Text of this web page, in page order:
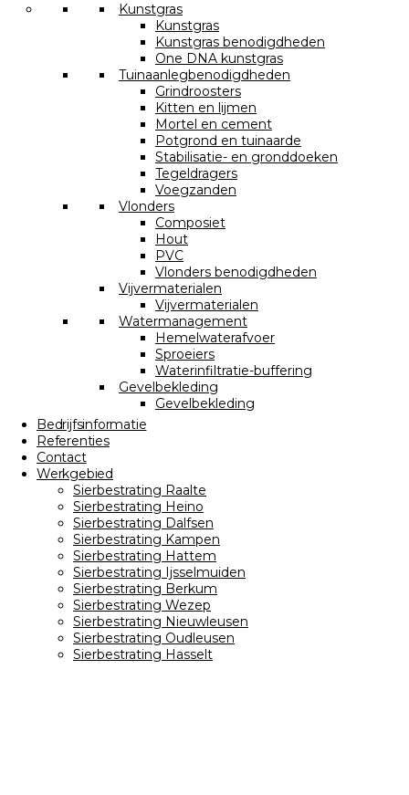
Kunstgras
Kunstgras
Kunstgras benodigdheden
One DNA kunstgras
Tuinaanlegbenodigdheden
Grindroosters
Kitten en lijmen
Mortel en cement
Potgrond en tuinaarde
Stabilisatie- en gronddoeken
Tegeldragers
Voegzanden
Vlonders
Composiet
Hout
PVC
Vlonders benodigdheden
Vijvermaterialen
Vijvermaterialen
Watermanagement
Hemelwaterafvoer
Sproeiers
Waterinfiltratie-buffering
Gevelbekleding
Gevelbekleding
Bedrijfsinformatie
Referenties
Contact
Werkgebied
Sierbestrating Raalte
Sierbestrating Heino
Sierbestrating Dalfsen
Sierbestrating Kampen
Sierbestrating Hattem
Sierbestrating Ijsselmuiden
Sierbestrating Berkum
Sierbestrating Wezep
Sierbestrating Nieuwleusen
Sierbestrating Oudleusen
Sierbestrating Hasselt